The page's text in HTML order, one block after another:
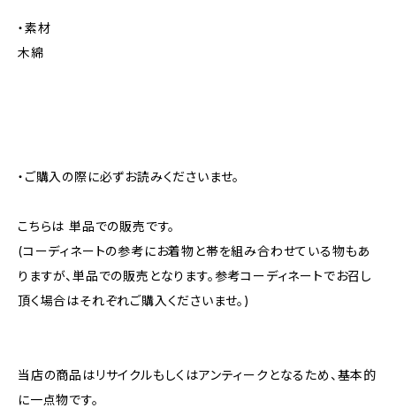
・素材
木綿
・ご購入の際に必ずお読みくださいませ。
こちらは 単品での販売です。
(コーディネートの参考にお着物と帯を組み合わせている物もあ
りますが、単品での販売となります。参考コーディネートでお召し
頂く場合はそれぞれご購入くださいませ。)
当店の商品はリサイクルもしくはアンティークとなるため、基本的
に一点物です。